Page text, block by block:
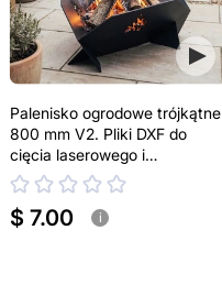
Palenisko ogrodowe trójkątne
800 mm V2. Pliki DXF do
cięcia laserowego i
plazmowego
$ 7.00 i